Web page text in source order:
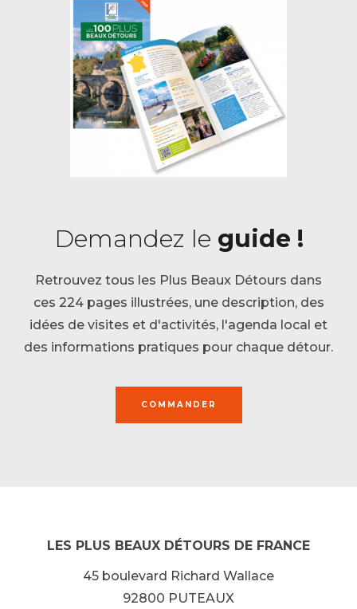
Demandez le guide !
Retrouvez tous les Plus Beaux Détours dans
ces 224 pages illustrées, une description, des
idées de visites et d'activités, l'agenda local et
des informations pratiques pour chaque détour.
COMMANDER
LES PLUS BEAUX DÉTOURS DE FRANCE
45 boulevard Richard Wallace
92800 PUTEAUX